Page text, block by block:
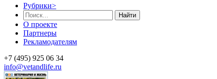
Рубрики>
Найти
О проекте
Партнеры
Рекламодателям
+7 (495) 925 06 34
info@vetandlife.ru